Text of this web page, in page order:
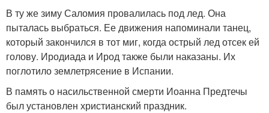
В ту же зиму Саломия провалилась под лед. Она
пыталась выбраться. Ее движения напоминали танец,
который закончился в тот миг, когда острый лед отсек ей
голову. Иродиада и Ирод также были наказаны. Их
поглотило землетрясение в Испании.
В память о насильственной смерти Иоанна Предтечы
был установлен христианский праздник.